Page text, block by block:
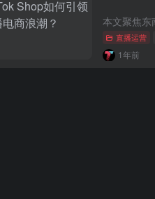
直播运营
1年前